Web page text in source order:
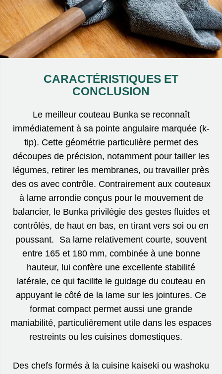
CARACTÉRISTIQUES ET
CONCLUSION
Le meilleur couteau Bunka se reconnaît
immédiatement à sa pointe angulaire marquée (k-
tip). Cette géométrie particulière permet des
découpes de précision, notamment pour tailler les
légumes, retirer les membranes, ou travailler près
des os avec contrôle. Contrairement aux couteaux
à lame arrondie conçus pour le mouvement de
balancier, le Bunka privilégie des gestes fluides et
contrôlés, de haut en bas, en tirant vers soi ou en
poussant. Sa lame relativement courte, souvent
entre 165 et 180 mm, combinée à une bonne
hauteur, lui confère une excellente stabilité
latérale, ce qui facilite le guidage du couteau en
appuyant le côté de la lame sur les jointures. Ce
format compact permet aussi une grande
maniabilité, particulièrement utile dans les espaces
restreints ou les cuisines domestiques.
Des chefs formés à la cuisine kaiseki ou washoku